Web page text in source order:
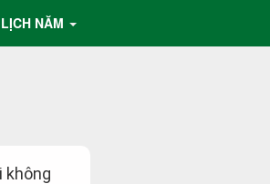
LỊCH NĂM
không